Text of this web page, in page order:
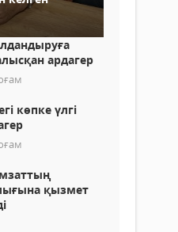
ардагер
көпке үлгі
қызмет